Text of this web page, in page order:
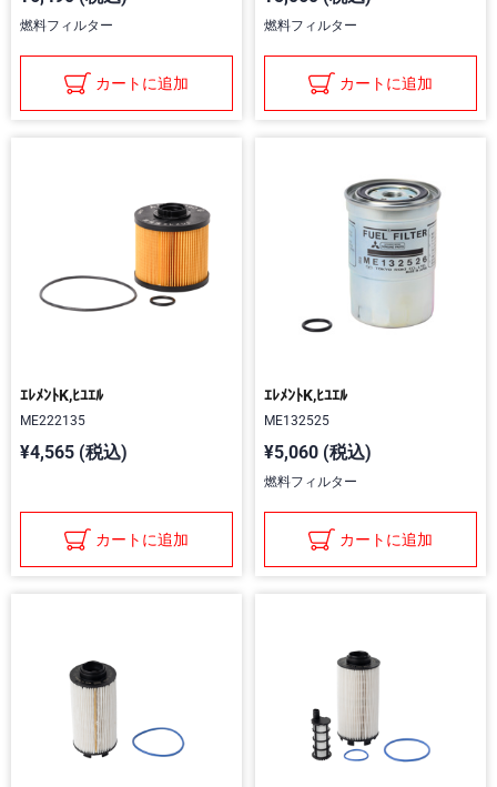
燃料フィルター
カートに追加
燃料フィルター
カートに追加
ｴﾚﾒﾝﾄK,ﾋﾕｴﾙ
ME222135
¥4,565 (税込)
カートに追加
ｴﾚﾒﾝﾄK,ﾋﾕｴﾙ
ME132525
¥5,060 (税込)
燃料フィルター
カートに追加